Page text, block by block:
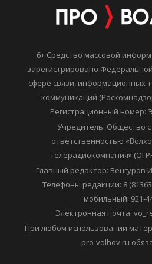
6+ Средство массовой
зарегистрировано
сфере связи, информационных
коммуникаций
Регистрационный номер:
Учредитель: Общество
ответственностью
телерадиокомпания»
Главный редактор: Венгуров
Телефоны редакции: 8
Электронная почта: